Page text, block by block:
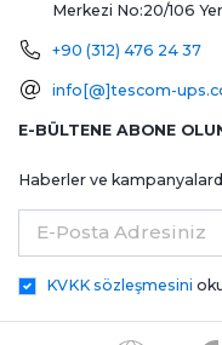
Merkezi No:20/106
+90 (312) 476 24 37
info[@]tescom-
E-BÜLTENE ABONE
Haberler ve
E-Posta Adresiniz
KVKK sözleşmesini